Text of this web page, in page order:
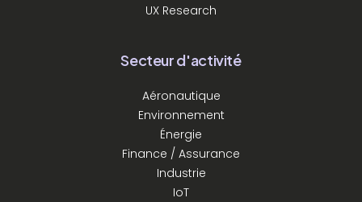
UX Research
Secteur d'activité
Aéronautique
Environnement
Énergie
Finance / Assurance
Industrie
IoT